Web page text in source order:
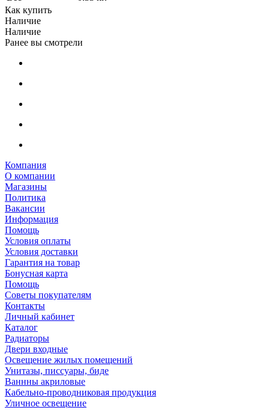
Как купить
Наличие
Наличие
Ранее вы смотрели
Компания
О компании
Магазины
Политика
Вакансии
Информация
Помощь
Условия оплаты
Условия доставки
Гарантия на товар
Бонусная карта
Помощь
Советы покупателям
Контакты
Личный кабинет
Каталог
Радиаторы
Двери входные
Освещение жилых помещений
Унитазы, писсуары, биде
Ваннны акриловые
Кабельно-проводниковая продукция
Уличное освещение